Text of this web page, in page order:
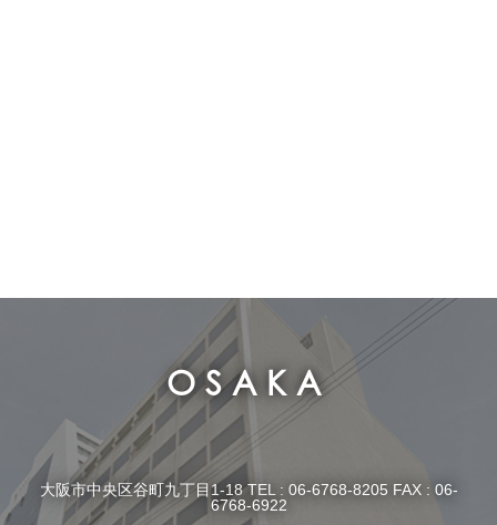
OSAKA
大阪市中央区谷町九丁目1-18 TEL : 06-6768-8205 FAX : 06-
6768-6922